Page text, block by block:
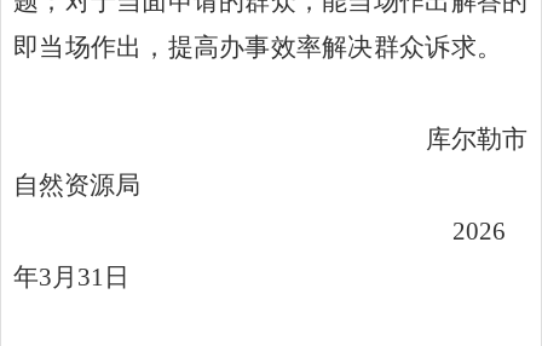
即当场作出，提高办事效率解决群众诉求。
库尔勒市
自然资源局
2026
年3 月 31 日